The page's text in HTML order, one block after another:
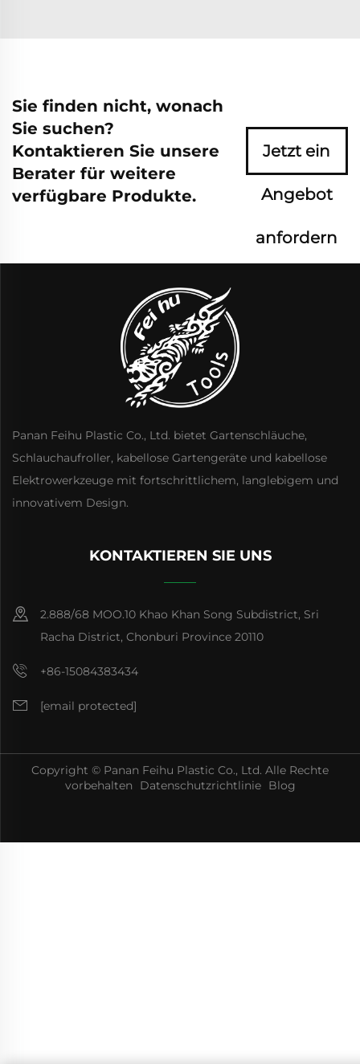
Sie finden nicht, wonach
Sie suchen?
Kontaktieren Sie unsere
Berater für weitere
verfügbare Produkte.
Jetzt ein
Angebot
anfordern
Panan Feihu Plastic Co., Ltd. bietet Gartenschläuche,
Schlauchaufroller, kabellose Gartengeräte und kabellose
Elektrowerkzeuge mit fortschrittlichem, langlebigem und
innovativem Design.
KONTAKTIEREN SIE UNS
2.888/68 MOO.10 Khao Khan Song Subdistrict, Sri
Racha District, Chonburi Province 20110
+86-15084383434
[email protected]
Copyright © Panan Feihu Plastic Co., Ltd. Alle Rechte
vorbehalten
Datenschutzrichtlinie Blog